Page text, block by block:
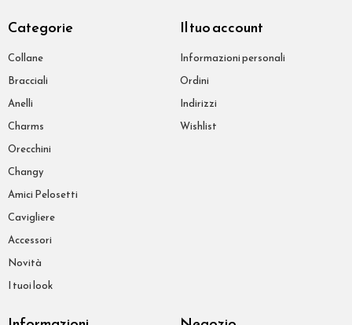
Categorie
Collane
Bracciali
Anelli
Charms
Orecchini
Changy
Amici Pelosetti
Cavigliere
Accessori
Novità
I tuoi look
Il tuo account
Informazioni personali
Ordini
Indirizzi
Wishlist